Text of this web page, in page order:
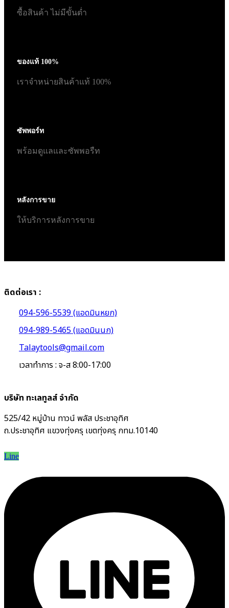
ซื้อสินค้า ไม่มีขั้นต่ำ
ของแท้ 100%
เราจำหน่ายสินค้าแท้ 100%
ซัพพอร์ท
พร้อมดูแลและซัพพอรืท
หลังการขาย
ให้บริการหลังการขาย
ติดต่อเรา :
094-596-5539 (แอดมินหยก)
094-989-5465 (แอดมินนก)
Talaytools@gmail.com
เวลาทำการ : จ-ส 8:00-17:00
บริษัท ทะเลทูลส์ จำกัด
525/42 หมู่บ้าน ทาวน์ พลัส ประชาอุทิศ
ถ.ประชาอุทิศ แขวงทุ่งครุ เขตทุ่งครุ กทม.10140
Line